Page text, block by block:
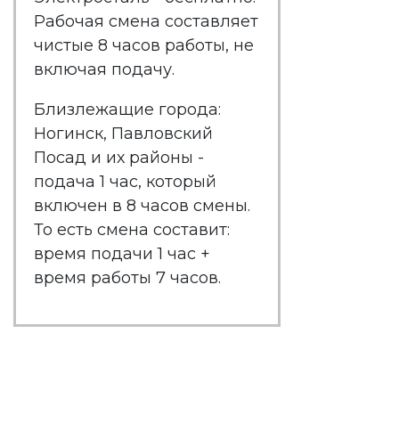
Рабочая смена составляет
чистые 8 часов работы, не
включая подачу.
Близлежащие города:
Ногинск, Павловский
Посад и их районы -
подача 1 час, который
включен в 8 часов смены.
То есть смена составит:
время подачи 1 час +
время работы 7 часов.